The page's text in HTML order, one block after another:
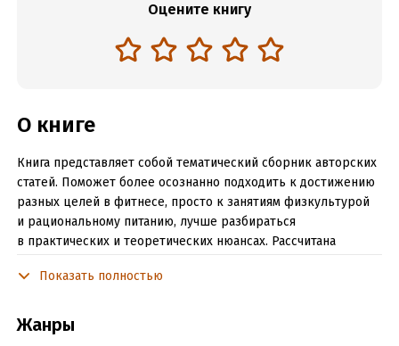
Оцените книгу
О книге
Книга представляет собой тематический сборник авторских
статей. Поможет более осознанно подходить к достижению
разных целей в фитнесе, просто к занятиям физкультурой
и рациональному питанию, лучше разбираться
в практических и теоретических нюансах. Рассчитана
Подробная информация
Показать полностью
Жанры